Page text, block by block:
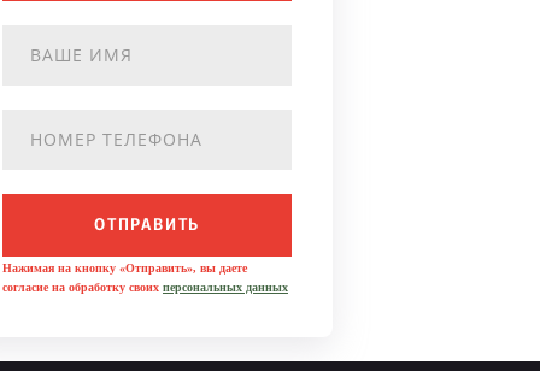
ОТПРАВИТЬ
Нажимая на кнопку «Отправить», вы даете
согласие на обработку своих персональных данных